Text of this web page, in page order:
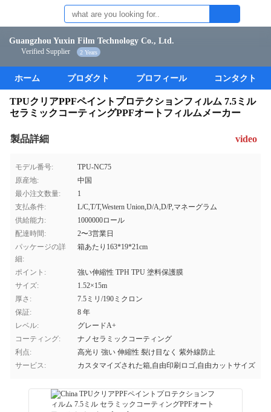
Guangzhou Yuxin Film Technology Co., Ltd.
Verified Supplier 2 Years
ホーム プロダクト プロフィール コンタクト
TPUクリアPPFペイントプロテクションフィルム 7.5ミル
セラミックコーティングPPFオートフィルムメーカー
製品詳細 video
モデル番号:
TPU-NC75
原産地:
中国
最小注文数量:
1
支払条件:
L/C,T/T,Western Union,D/A,D/P,マネーグラム
供給能力:
1000000ロール
配達時間:
2〜3営業日
パッケージの詳
細:
箱あたり163*19*21cm
ポイント:
強い伸縮性 TPH TPU 塗料保護膜
サイズ:
1.52×15m
厚さ:
7.5ミリ/190ミクロン
保証:
8 年
レベル:
グレードA+
コーティング:
ナノセラミックコーティング
利点:
高光り 強い 伸縮性 裂け目なく 紫外線防止
サービス:
カスタマイズされた箱,自由印刷ロゴ,自由カットサイズ